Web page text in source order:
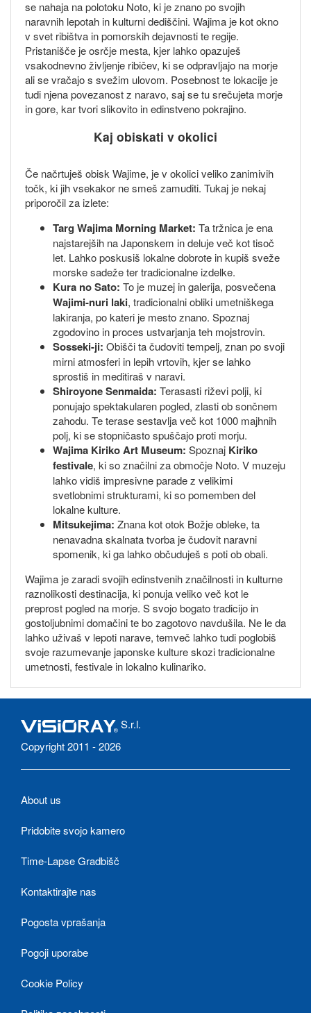
se nahaja na polotoku Noto, ki je znano po svojih
naravnih lepotah in kulturni dediščini. Wajima je kot okno
v svet ribištva in pomorskih dejavnosti te regije.
Pristanišče je osrčje mesta, kjer lahko opazuješ
vsakodnevno življenje ribičev, ki se odpravljajo na morje
ali se vračajo s svežim ulovom. Posebnost te lokacije je
tudi njena povezanost z naravo, saj se tu srečujeta morje
in gore, kar tvori slikovito in edinstveno pokrajino.
Kaj obiskati v okolici
Če načrtuješ obisk Wajime, je v okolici veliko zanimivih
točk, ki jih vsekakor ne smeš zamuditi. Tukaj je nekaj
priporočil za izlete:
Targ Wajima Morning Market: Ta tržnica je ena
najstarejših na Japonskem in deluje več kot tisoč
let. Lahko poskusiš lokalne dobrote in kupiš sveže
morske sadeže ter tradicionalne izdelke.
Kura no Sato: To je muzej in galerija, posvečena
Wajimi-nuri laki, tradicionalni obliki umetniškega
lakiranja, po kateri je mesto znano. Spoznaj
zgodovino in proces ustvarjanja teh mojstrovin.
Sosseki-ji: Obišči ta čudoviti tempelj, znan po svoji
mirni atmosferi in lepih vrtovih, kjer se lahko
sprostiš in meditiraš v naravi.
Shiroyone Senmaida: Terasasti riževi polji, ki
ponujajo spektakularen pogled, zlasti ob sončnem
zahodu. Te terase sestavlja več kot 1000 majhnih
polj, ki se stopničasto spuščajo proti morju.
Wajima Kiriko Art Museum: Spoznaj Kiriko
festivale, ki so značilni za območje Noto. V muzeju
lahko vidiš impresivne parade z velikimi
svetlobnimi strukturami, ki so pomemben del
lokalne kulture.
Mitsukejima: Znana kot otok Božje obleke, ta
nenavadna skalnata tvorba je čudovit naravni
spomenik, ki ga lahko občuduješ s poti ob obali.
Wajima je zaradi svojih edinstvenih značilnosti in kulturne
raznolikosti destinacija, ki ponuja veliko več kot le
preprost pogled na morje. S svojo bogato tradicijo in
gostoljubnimi domačini te bo zagotovo navdušila. Ne le da
lahko uživaš v lepoti narave, temveč lahko tudi poglobiš
svoje razumevanje japonske kulture skozi tradicionalne
umetnosti, festivale in lokalno kulinariko.
S.r.l.
Copyright 2011 - 2026
About us
Pridobite svojo kamero
Time-Lapse Gradbišč
Kontaktirajte nas
Pogosta vprašanja
Pogoji uporabe
Cookie Policy